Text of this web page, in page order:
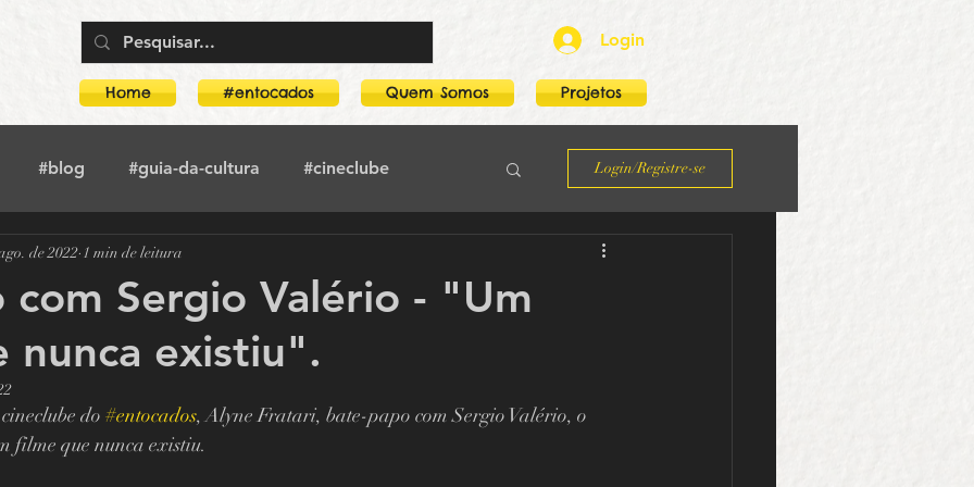
Login
Home #entocados Quem Somos Projetos
#blog #guia-da-cultura #cineclube
no-crimeia #literatura
Guia Da Cultura Boogarins
Mostra O amor, a morte e as paixões
Login/Registre-se
com Sergio Valério - "Um
nunca existiu".
de 2022 1 min de leitura
do #entocados, Alyne Fratari, bate-papo com Sergio Valério, o
filme que nunca existiu.